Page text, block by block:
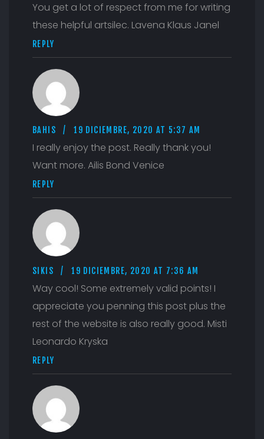
You get a lot of respect from me for writing
these helpful artsilec. Lavena Klaus Janel
REPLY
BAHIS 19 DICIEMBRE, 2020 AT 5:37 AM
I really enjoy the post. Really thank you!
Want more. Ailis Bond Venice
REPLY
SIKIS 19 DICIEMBRE, 2020 AT 7:36 AM
Way cool! Some extremely valid points! I
appreciate you penning this post plus the
rest of the website is also really good. Misti
Leonardo Kryska
REPLY